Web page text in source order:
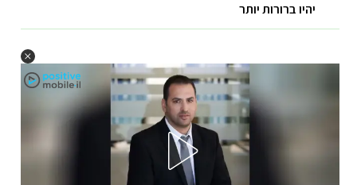
יהיו ברורות יותר